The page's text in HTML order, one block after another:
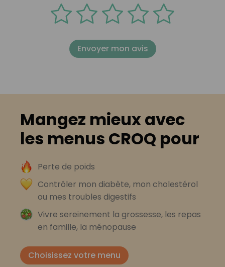
Envoyer mon avis
Mangez mieux avec
les menus CROQ pour
Perte de poids
Contrôler mon diabète, mon cholestérol
ou mes troubles digestifs
Vivre sereinement la grossesse, les repas
en famille, la ménopause
Choisissez votre menu